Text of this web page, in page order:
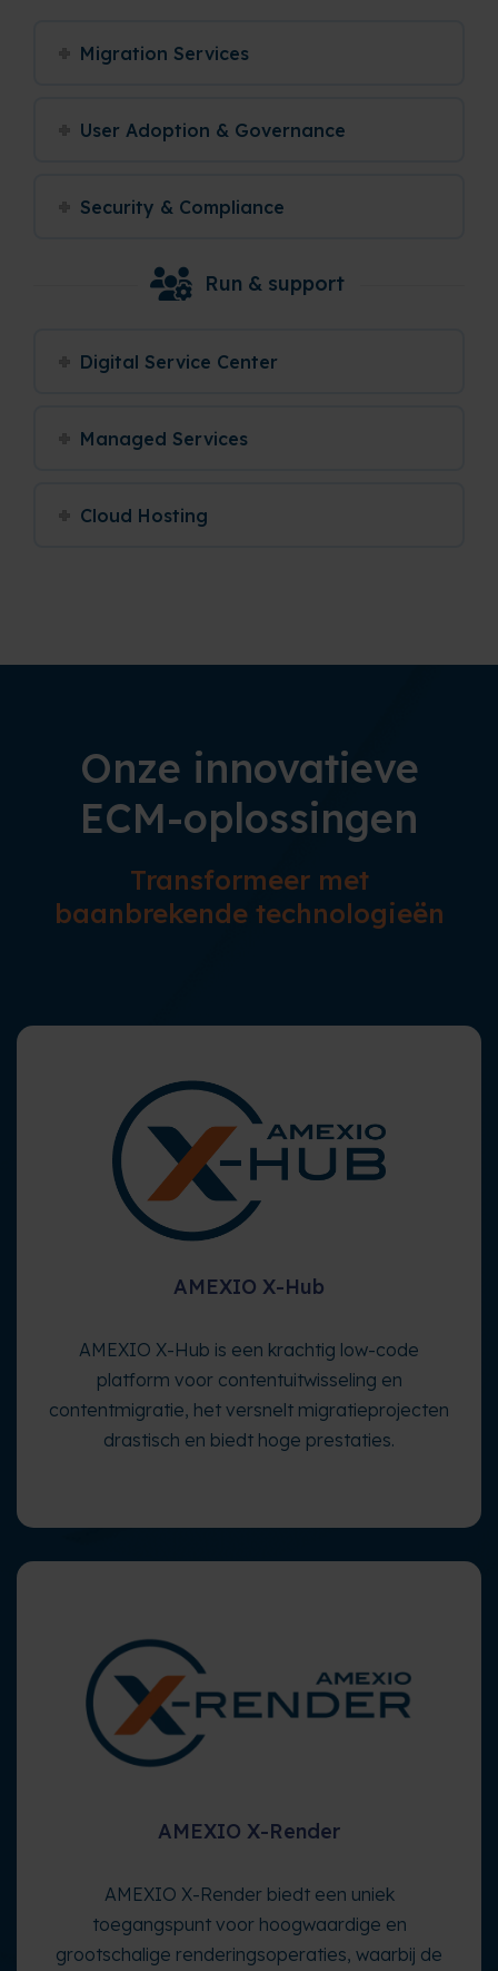
Migration Services
User Adoption & Governance
Security & Compliance
Run & support
Digital Service Center
Managed Services
Cloud Hosting
Onze innovatieve
ECM-oplossingen
Transformeer met
baanbrekende technologieën
AMEXIO X-Hub
AMEXIO X-Hub is een krachtig low-code
platform voor contentuitwisseling en
contentmigratie, het versnelt migratieprojecten
drastisch en biedt hoge prestaties.
AMEXIO X-Render
AMEXIO X-Render biedt een uniek
toegangspunt voor hoogwaardige en
grootschalige renderingsoperaties, waarbij de